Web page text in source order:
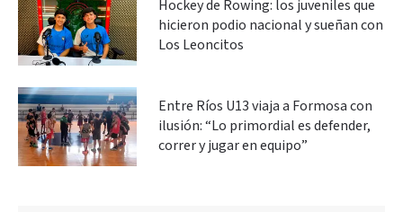
Hockey de Rowing: los juveniles que
hicieron podio nacional y sueñan con
Los Leoncitos
Entre Ríos U13 viaja a Formosa con
ilusión: “Lo primordial es defender,
correr y jugar en equipo”